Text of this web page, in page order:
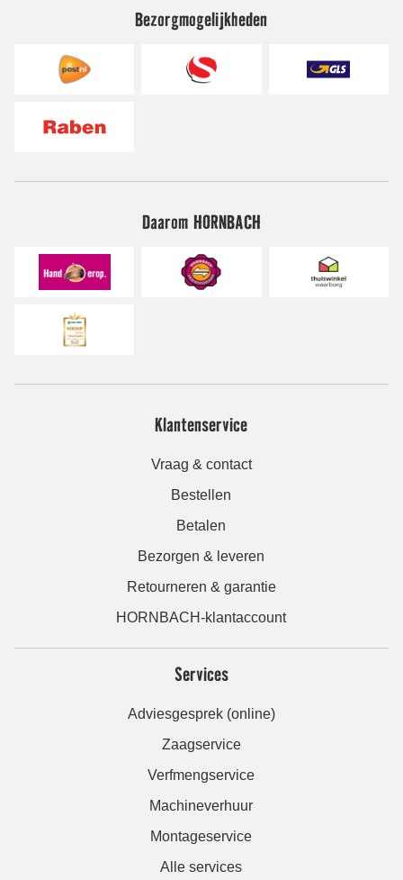
Bezorgmogelijkheden
Daarom HORNBACH
Klantenservice
Vraag & contact
Bestellen
Betalen
Bezorgen & leveren
Retourneren & garantie
HORNBACH-klantaccount
Services
Adviesgesprek (online)
Zaagservice
Verfmengservice
Machineverhuur
Montageservice
Alle services